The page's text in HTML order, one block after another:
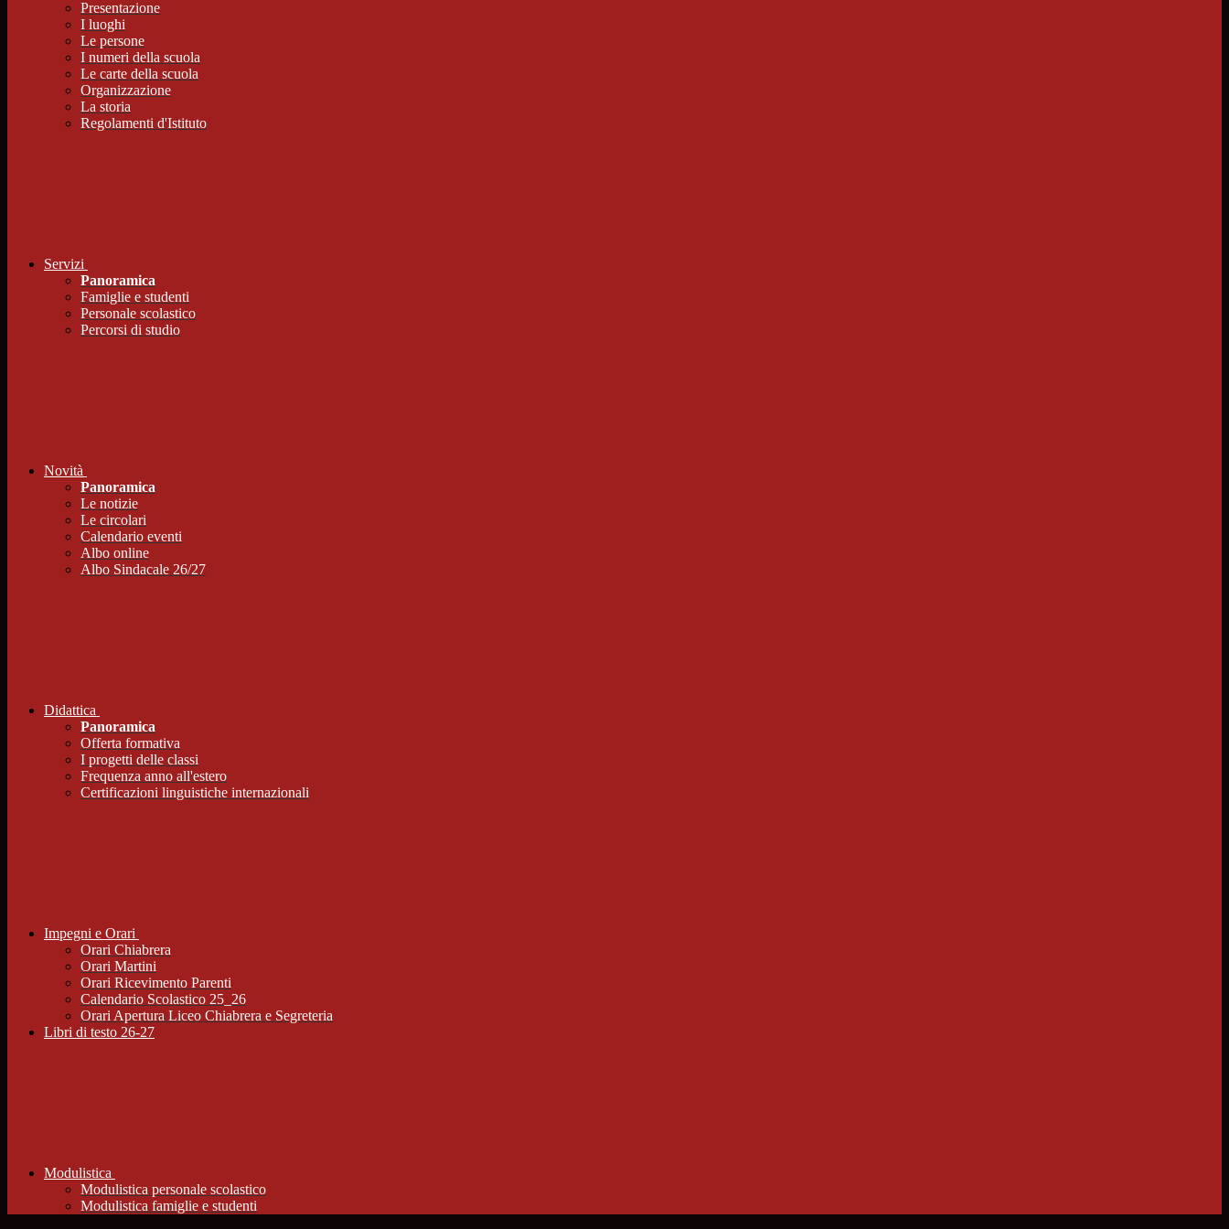
Presentazione
I luoghi
Le persone
I numeri della scuola
Le carte della scuola
Organizzazione
La storia
Regolamenti d'Istituto
Servizi
Panoramica
Famiglie e studenti
Personale scolastico
Percorsi di studio
Novità
Panoramica
Le notizie
Le circolari
Calendario eventi
Albo online
Albo Sindacale 26/27
Didattica
Panoramica
Offerta formativa
I progetti delle classi
Frequenza anno all'estero
Certificazioni linguistiche internazionali
Impegni e Orari
Orari Chiabrera
Orari Martini
Orari Ricevimento Parenti
Calendario Scolastico 25_26
Orari Apertura Liceo Chiabrera e Segreteria
Libri di testo 26-27
Modulistica
Modulistica personale scolastico
Modulistica famiglie e studenti